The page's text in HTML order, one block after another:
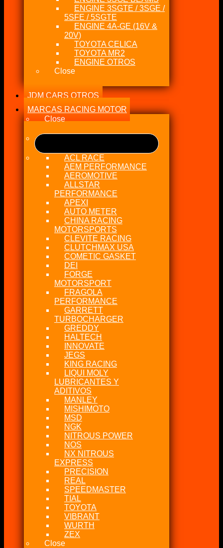
ENGINE 3SGTE / 3SGE /
5SFE / 5SGTE
ENGINE 4A-GE (16V &
20V)
TOYOTA CELICA
TOYOTA MR2
ENGINE OTROS
Close
JDM CARS OTROS
MARCAS RACING MOTOR
Close
ACL RACE
AEM PERFORMANCE
AEROMOTIVE
ALLSTAR
PERFORMANCE
APEXI
AUTO METER
CHINA RACING
MOTORSPORTS
CLEVITE RACING
CLUTCHMAX USA
COMETIC GASKET
DEI
FORGE
MOTORSPORT
FRAGOLA
PERFORMANCE
GARRETT
TURBOCHARGER
GREDDY
HALTECH
INNOVATE
JEGS
KING RACING
LIQUI MOLY
LUBRICANTES Y
ADITIVOS
MANLEY
MISHIMOTO
MSD
NGK
NITROUS POWER
NOS
NX NITROUS
EXPRESS
PRECISION
REAL
SPEEDMASTER
TIAL
TOYOTA
VIBRANT
WURTH
ZEX
Close